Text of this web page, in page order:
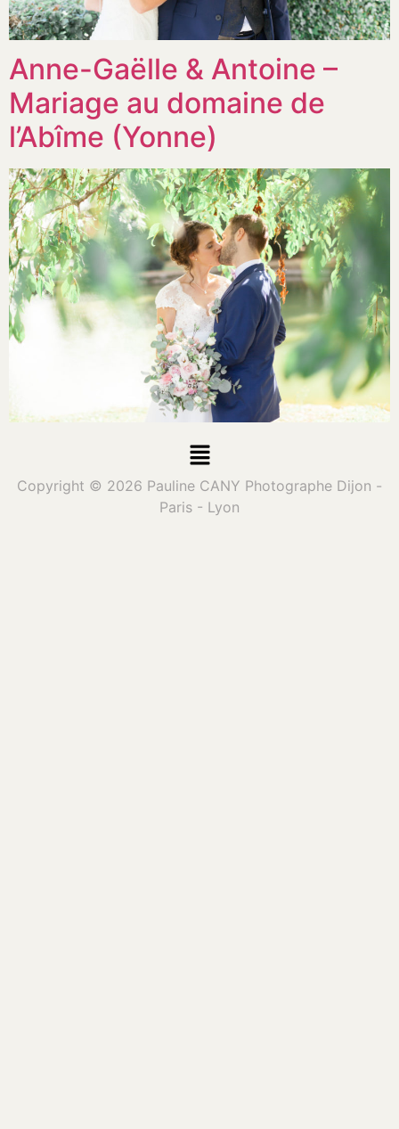
Anne-Gaëlle & Antoine –
Mariage au domaine de
l’Abîme (Yonne)
Copyright © 2026 Pauline CANY Photographe Dijon -
Paris - Lyon